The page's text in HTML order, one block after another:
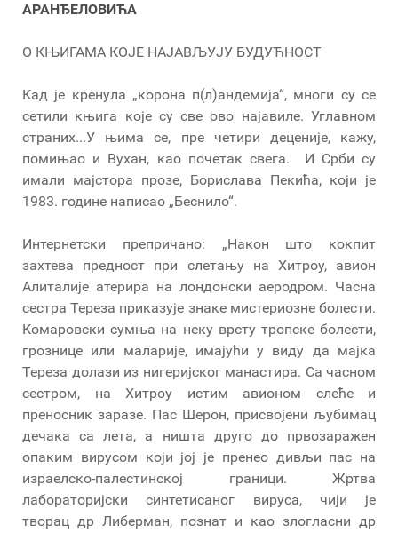
АРАНЂЕЛОВИЋА
О КЊИГАМА КОЈЕ НАЈАВЉУЈУ БУДУЋНОСТ
Кад је кренула „корона п(л)андемија“, многи су се
сетили књига које су све ово најавиле. Углавном
страних...У њима се, пре четири деценије, кажу,
помињао и Вухан, као почетак свега. И Срби су
имали мајстора прозе, Борислава Пекића, који је
1983. године написао „Беснило“.
Интернетски препричано: „Након што кокпит
захтева предност при слетању на Хитроу, авион
Алиталије атерира на лондонски аеродром. Часна
сестра Тереза приказује знаке мистериозне болести.
Комаровски сумња на неку врсту тропске болести,
грознице или маларије, имајући у виду да мајка
Тереза долази из нигеријског манастира. Са часном
сестром, на Хитроу истим авионом слеће и
преносник заразе. Пас Шерон, присвојени љубимац
дечака са лета, а ништа друго до првозаражен
опаким вирусом који јој је пренео дивљи пас на
израелско-палестинској граници. Жртва
лабораторијски синтетисаног вируса, чији је
творац др Либерман, познат и као злогласни др